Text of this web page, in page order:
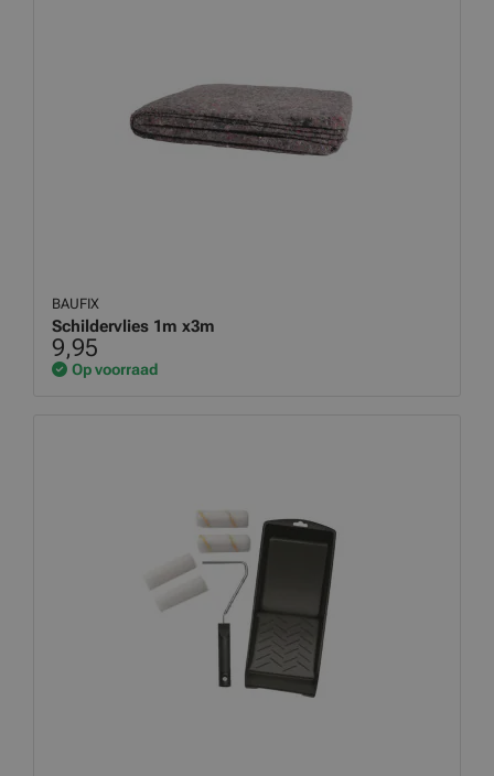
BAUFIX
Schildervlies 1m x3m
9,95
Op voorraad